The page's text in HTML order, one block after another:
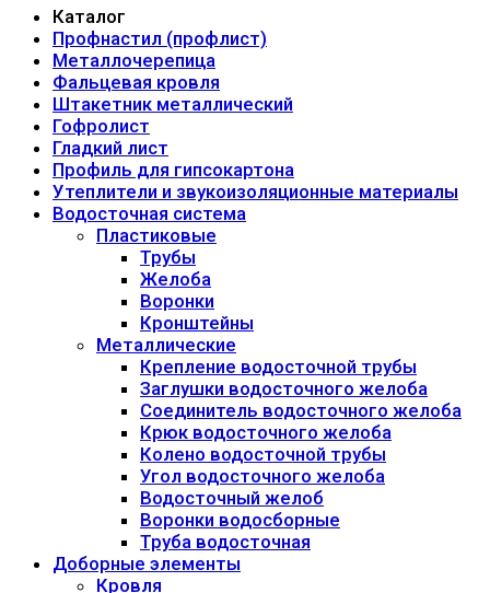
Каталог
Профнастил (профлист)
Металлочерепица
Фальцевая кровля
Штакетник металлический
Гофролист
Гладкий лист
Профиль для гипсокартона
Утеплители и звукоизоляционные материалы
Водосточная система
Пластиковые
Трубы
Желоба
Воронки
Кронштейны
Металлические
Крепление водосточной трубы
Заглушки водосточного желоба
Соединитель водосточного желоба
Крюк водосточного желоба
Колено водосточной трубы
Угол водосточного желоба
Водосточный желоб
Воронки водосборные
Труба водосточная
Доборные элементы
Кровля